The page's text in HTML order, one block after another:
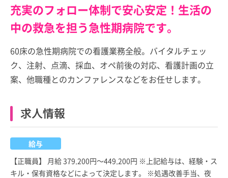
充実のフォロー体制で安心安定！生活の
中の救急を担う急性期病院です。
60床の急性期病院での看護業務全般。バイタルチェッ
ク、注射、点滴、採血、オペ前後の対応、看護計画の立
案、他職種とのカンファレンスなどをお任せします。
求人情報
給与
【正職員】 月給 379,200円～449,200円 ※上記給与は、経験・ス
キル・保有資格などによって決定します。 ※処遇改善手当、夜